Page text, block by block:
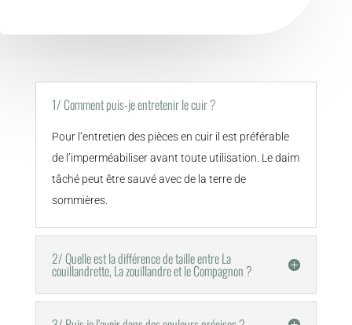
1/ Comment puis-je entretenir le cuir ?
Pour l’entretien des pièces en cuir il est préférable
de l’imperméabiliser avant toute utilisation. Le daim
tâché peut être sauvé avec de la terre de
sommières.
2/ Quelle est la différence de taille entre La
couillandrette, La zouillandre et le Compagnon ?